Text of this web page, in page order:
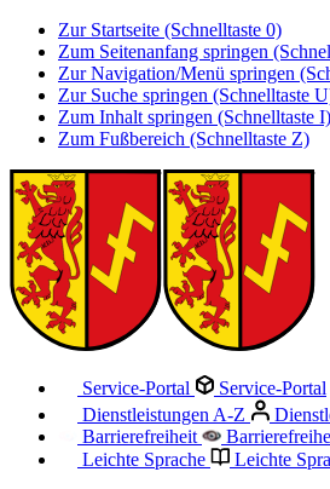
Zur Startseite (Schnelltaste 0)
Zum Seitenanfang springen
Zur Navigation/Menü springen
Zur Suche springen (Schnelltaste
Zum Inhalt springen (Schnelltaste I)
Zum Fußbereich (Schnelltaste Z)
Service-Portal
Service-Portal
Dienstleistungen A-Z
Barrierefreiheit
Leichte Sprache
Leichte